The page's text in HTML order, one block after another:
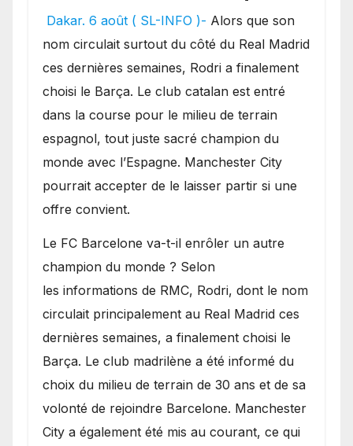
pourrait faire grand bruit
sur le marché des
transferts.
Dakar. 6 août ( SL-INFO )- Alors que son
nom circulait surtout du côté du Real Madrid
ces dernières semaines, Rodri a finalement
choisi le Barça. Le club catalan est entré
dans la course pour le milieu de terrain
espagnol, tout juste sacré champion du
monde avec l’Espagne. Manchester City
pourrait accepter de le laisser partir si une
offre convient.
​Le FC Barcelone va-t-il enrôler un autre
champion du monde ? Selon
les informations de RMC, Rodri, dont le nom
circulait principalement au Real Madrid ces
dernières semaines, a finalement choisi le
Barça. Le club madrilène a été informé du
choix du milieu de terrain de 30 ans et de sa
volonté de rejoindre Barcelone. Manchester
City a également été mis au courant, ce qui